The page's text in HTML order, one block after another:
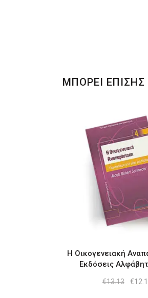
ΜΠΟΡΕΙ
Η Οικογενειακή
Εκδόσεις
€13.13 €